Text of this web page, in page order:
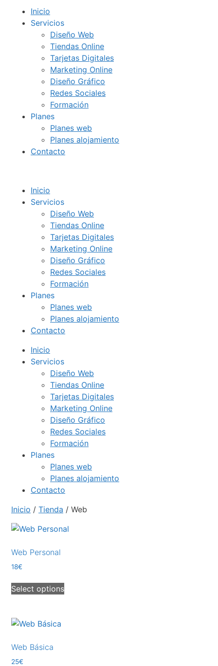
Inicio
Servicios
Diseño Web
Tiendas Online
Tarjetas Digitales
Marketing Online
Diseño Gráfico
Redes Sociales
Formación
Planes
Planes web
Planes alojamiento
Contacto
Inicio
Servicios
Diseño Web
Tiendas Online
Tarjetas Digitales
Marketing Online
Diseño Gráfico
Redes Sociales
Formación
Planes
Planes web
Planes alojamiento
Contacto
Inicio
Servicios
Diseño Web
Tiendas Online
Tarjetas Digitales
Marketing Online
Diseño Gráfico
Redes Sociales
Formación
Planes
Planes web
Planes alojamiento
Contacto
Inicio / Tienda / Web
Web Personal
18€
Select options
Web Básica
25€